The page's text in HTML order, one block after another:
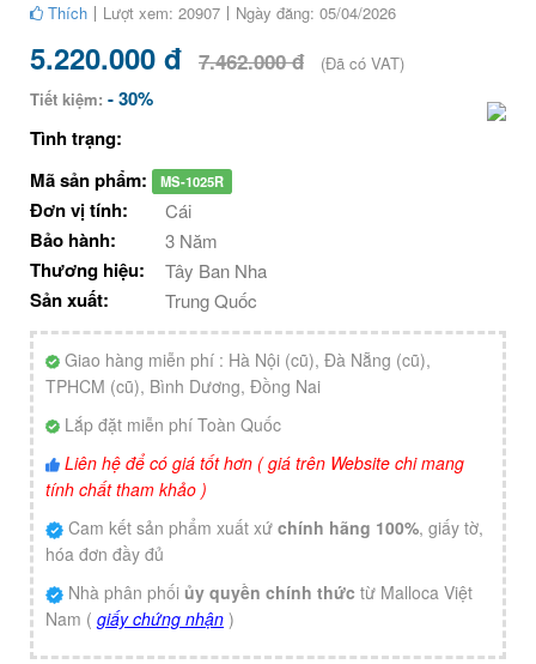
Thích Lượt xem: 20907 Ngày đăng: 05/04/2026
5.220.000 đ 7.462.000 đ
(Đã có VAT)
Tiết kiệm: - 30%
Tình trạng:
Mã sản phẩm:
MS-1025R
Đơn vị tính: Cái
Bảo hành: 3 Năm
Thương hiệu: Tây Ban Nha
Sản xuất: Trung Quốc
Giao hàng miễn phí : Hà Nội (cũ), Đà Nẵng (cũ),
TPHCM (cũ), Bình Dương, Đồng Nai
Lắp đặt miễn phí Toàn Quốc
Liên hệ để có giá tốt hơn ( giá trên Website chi mang
tính chất tham khảo )
Cam kết sản phẩm xuất xứ chính hãng 100%, giấy tờ,
hóa đơn đầy đủ
Nhà phân phối ủy quyền chính thức từ Malloca Việt
Nam ( giấy chứng nhận )